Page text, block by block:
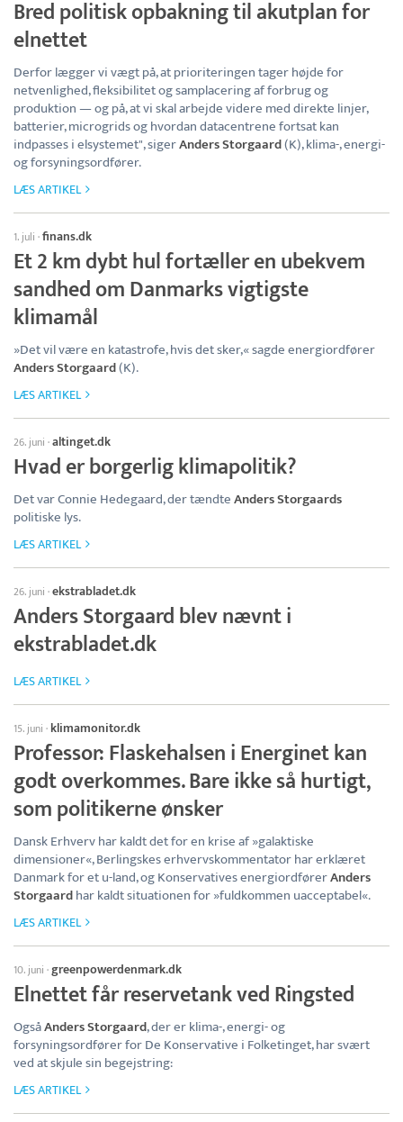
Bred politisk opbakning til akutplan for
elnettet
Derfor lægger vi vægt på, at prioriteringen tager højde for
netvenlighed, fleksibilitet og samplacering af forbrug og
produktion — og på, at vi skal arbejde videre med direkte linjer,
batterier, microgrids og hvordan datacentrene fortsat kan
indpasses i elsystemet", sigerAnders Storgaard(K), klima-, energi-
og forsyningsordfører.
LÆS ARTIKEL
1. juli ·finans.dk
Et 2 km dybt hul fortæller en ubekvem
sandhed om Danmarks vigtigste
klimamål
»Det vil være en katastrofe, hvis det sker,« sagde energiordfører
Anders Storgaard(K).
LÆS ARTIKEL
26. juni ·altinget.dk
Hvad er borgerlig klimapolitik?
Det var Connie Hedegaard, der tændteAnders Storgaards
politiske lys.
LÆS ARTIKEL
26. juni ·ekstrabladet.dk
Anders Storgaard blev nævnt i
ekstrabladet.dk
LÆS ARTIKEL
15. juni · klimamonitor.dk
Professor: Flaskehalsen i Energinet kan
godt overkommes. Bare ikke så hurtigt,
som politikerne ønsker
Dansk Erhverv har kaldt det for en krise af »galaktiske
dimensioner«, Berlingskes erhvervskommentator har erklæret
Danmark for et u-land, og Konservatives energiordførerAnders
Storgaardhar kaldt situationen for »fuldkommen uacceptabel«.
LÆS ARTIKEL
10. juni ·greenpowerdenmark.dk
Elnettet får reservetank ved Ringsted
OgsåAnders Storgaard, der er klima-, energi- og
forsyningsordfører for De Konservative i Folketinget, har svært
ved at skjule sin begejstring:
LÆS ARTIKEL